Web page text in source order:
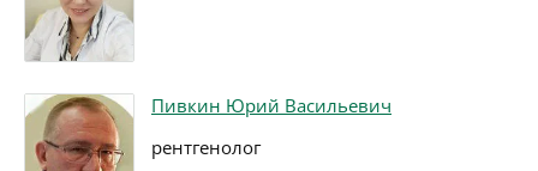
Пивкин Юрий Васильевич
рентгенолог